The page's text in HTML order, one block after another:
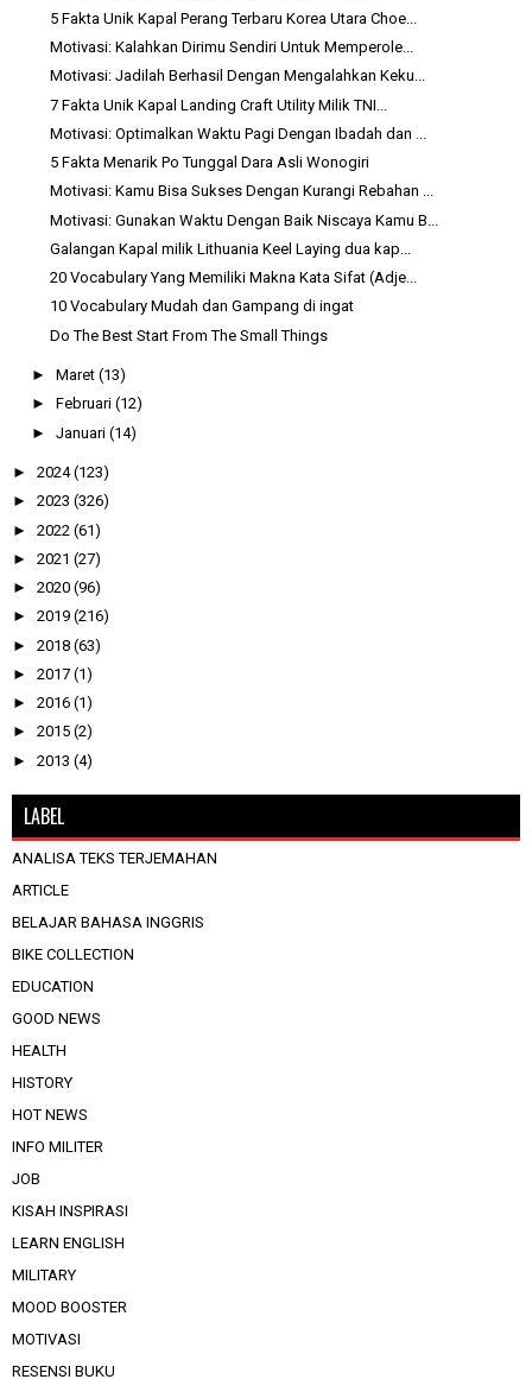
5 Fakta Unik Kapal Perang Terbaru Korea Utara Choe...
Motivasi: Kalahkan Dirimu Sendiri Untuk Memperole...
Motivasi: Jadilah Berhasil Dengan Mengalahkan Keku...
7 Fakta Unik Kapal Landing Craft Utility Milik TNI...
Motivasi: Optimalkan Waktu Pagi Dengan Ibadah dan ...
5 Fakta Menarik Po Tunggal Dara Asli Wonogiri
Motivasi: Kamu Bisa Sukses Dengan Kurangi Rebahan ...
Motivasi: Gunakan Waktu Dengan Baik Niscaya Kamu B...
Galangan Kapal milik Lithuania Keel Laying dua kap...
20 Vocabulary Yang Memiliki Makna Kata Sifat (Adje...
10 Vocabulary Mudah dan Gampang di ingat
Do The Best Start From The Small Things
► Maret (13)
► Februari (12)
► Januari (14)
► 2024(123)
► 2023 (326)
► 2022 (61)
► 2021 (27)
► 2020 (96)
► 2019 (216)
► 2018 (63)
► 2017 (1)
► 2016 (1)
► 2015 (2)
► 2013 (4)
LABEL
ANALISA TEKS TERJEMAHAN
ARTICLE
BELAJAR BAHASA INGGRIS
BIKE COLLECTION
EDUCATION
GOOD NEWS
HEALTH
HISTORY
HOT NEWS
INFO MILITER
JOB
KISAH INSPIRASI
LEARN ENGLISH
MILITARY
MOOD BOOSTER
MOTIVASI
RESENSI BUKU